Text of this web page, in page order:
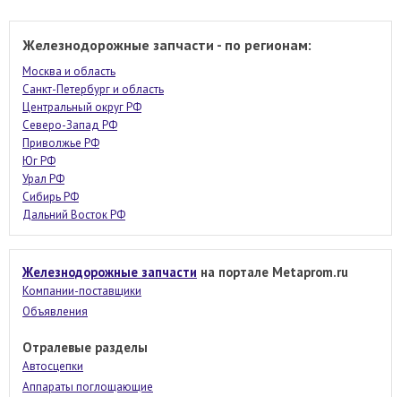
Железнодорожные запчасти - по регионам:
Москва и область
Санкт-Петербург и область
Центральный округ РФ
Северо-Запад РФ
Приволжье РФ
Юг РФ
Урал РФ
Сибирь РФ
Дальний Восток РФ
Железнодорожные запчасти на портале Metaprom.ru
Компании-поставщики
Объявления
Отралевые разделы
Автосцепки
Аппараты поглощающие